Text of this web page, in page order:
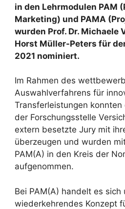
in den Lehrmodulen PAM
Marketing) und PAMA
wurden Prof. Dr. Michaele
Horst Müller-Peters für
2021 nominiert.
Im Rahmen des
Auswahlverfahrens für
Transferleistungen
der Forschungsstelle
extern besetzte Jury mit
überzeugen und wurden
PAM(A) in den Kreis der
aufgenommen.
Bei PAM(A) handelt es sich
wiederkehrendes Konzept